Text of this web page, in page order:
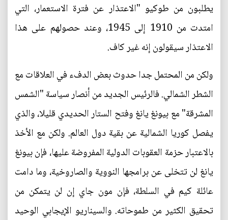
يطلبون من طوكيو "الاعتذار عن فترة الاستعمار، التي
امتدت من 1910 إلى 1945، وعند حصولهم على هذا
الاعتذار سيقولون إنه غير كاف.
ولكن من المحتمل جدا حدوث بعض الدفء في العلاقات مع
الشطر الشمالي. فالرئيس الجديد من أنصار سياسة "الشمس
المشرقة" مع بيونغ يانغ وفتح الستار الحديدي قليلا، والذي
يفصل كوريا الشمالية عن بقية دول العالم. ولكن مع الأخذ
بالاعتبار حزمة العقوبات الدولية المفروضة عليها، فإن بيونغ
يانغ لن تتخلى عن برامجها النووية والصاروخية، وما دامت
عائلة كيم في السلطة، فإن مون جاي إن لن يتمكن من
تحقيق الكثير من طموحاته. والسيناريو الإيجابي الوحيد